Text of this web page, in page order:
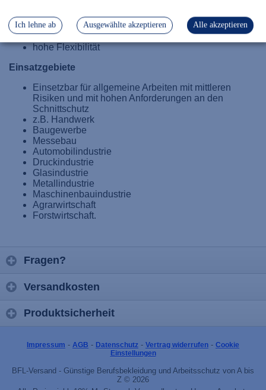
Ich lehne ab Ausgewählte akzeptieren Alle akzeptieren
atmungsaktiv
gute Schnittfestigkeit
exzellente, ergonomische Passform
hohe Flexibilität
Einsatzgebiete
Einsetzbar für allgemeine Arbeiten mit mittleren
Risiken und mit hohen Anforderungen an den
Schnittschutz
z.B. Handwerk
Baugewerbe
Messebau
Automobilindustrie
Druckindustrie
Glasindustrie
Metallindustrie
Maschinenbauindustrie
Agrarwirtschaft
Forstwirtschaft.
Fragen?
Versandkosten
Produktsicherheit
Impressum - AGB - Datenschutz - Vertrag widerrufen - Cookie
Einstellungen
BFL-Versand - Günstige Berufsbekleidung und Arbeitsschutz von A bis
Z © 2026